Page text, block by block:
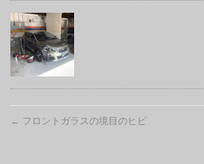
← フロントガラスの境目のヒビ